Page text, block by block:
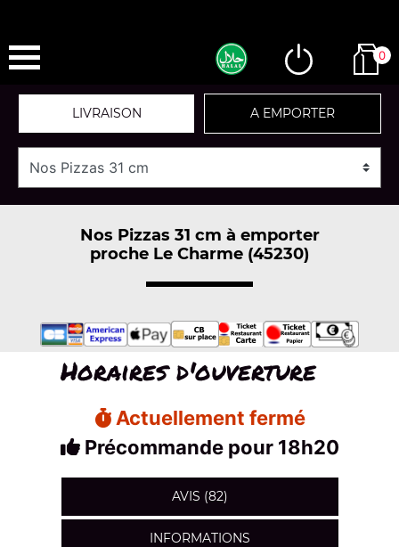
0
LIVRAISON A EMPORTER
Nos Pizzas 31 cm à emporter
proche Le Charme (45230)
Horaires d'ouverture
Actuellement fermé
Précommande pour 18h20
AVIS (82)
INFORMATIONS